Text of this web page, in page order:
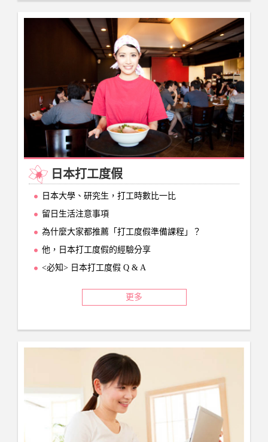
日本打工度假
日本大學、研究生，打工時數比一比
留日生活注意事項
為什麼大家都推薦「打工度假準備課程」？
他，日本打工度假的經驗分享
<必知> 日本打工度假 Q & A
更多